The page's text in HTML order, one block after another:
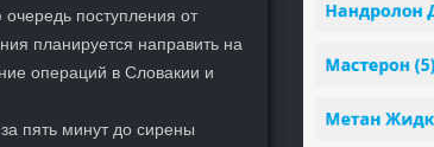
поступления от
планируется направить на
операций в Словакии и
пять минут до сирены